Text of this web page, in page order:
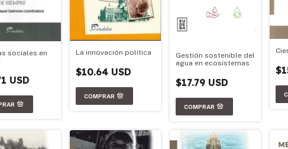
sociales en
USD
La innovación política
$10.64 USD
Gestión sostenible del
agua en ecosistemas
$17.79 USD